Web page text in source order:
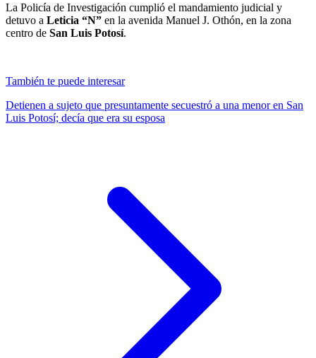
La Policía de Investigación cumplió el mandamiento judicial y
detuvo a Leticia “N” en la avenida Manuel J. Othón, en la zona
centro de San Luis Potosí.
También te puede interesar
Detienen a sujeto que presuntamente secuestró a una menor en San
Luis Potosí; decía que era su esposa